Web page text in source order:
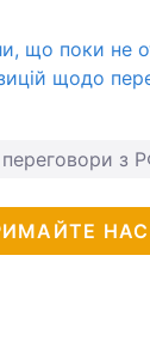
що поки не
щодо
переговори з
НАС